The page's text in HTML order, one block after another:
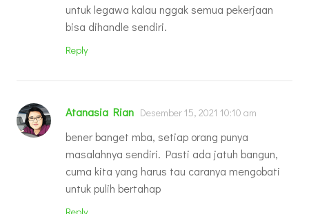
untuk legawa kalau nggak semua pekerjaan
bisa dihandle sendiri.
Reply
Atanasia Rian Desember 15, 2021 10:10 am
bener banget mba, setiap orang punya
masalahnya sendiri. Pasti ada jatuh bangun,
cuma kita yang harus tau caranya mengobati
untuk pulih bertahap